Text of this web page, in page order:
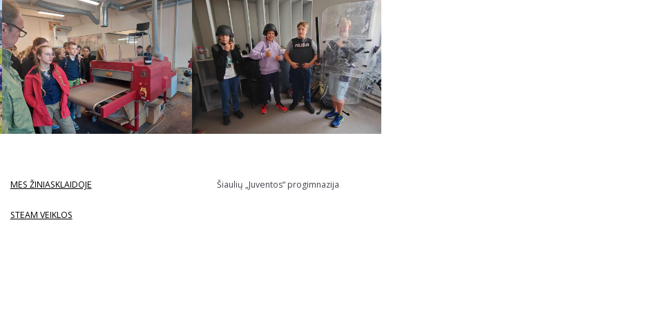
MES ŽINIASKLAIDOJE
STEAM VEIKLOS
Šiaulių „Juventos“ progimnazija